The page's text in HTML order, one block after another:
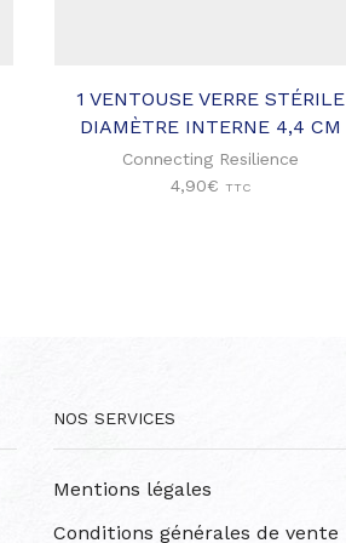
1 VENTOUSE VERRE STÉRILE
DIAMÈTRE INTERNE 4,4 CM
Connecting Resilience
4,90€ TTC
NOS SERVICES
Mentions légales
Conditions générales de vente